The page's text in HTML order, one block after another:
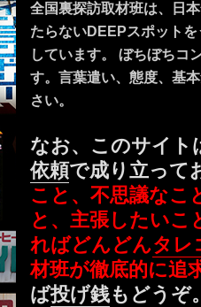
全国裏探訪取材班は、日
たらないDEEPスポット
しています。 ぼちぼちコ
す。言葉遣い、態度、基
さい。
なお、このサイト
依頼で成り立って
こと、不思議なこ
と、主張したいこ
ればどんどんタレ
材班が徹底的に追
ば投げ銭もどうぞ。